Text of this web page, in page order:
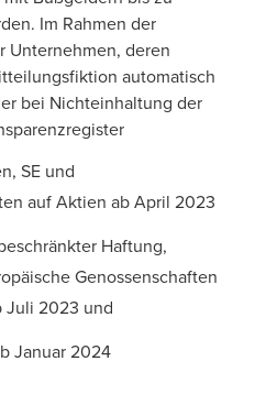
Im Rahmen der
Unternehmen, deren
automatisch
bei Nichteinhaltung der
SE und
auf Aktien ab April 2023
Haftung,
Genossenschaften
Juli 2023 und
Januar 2024